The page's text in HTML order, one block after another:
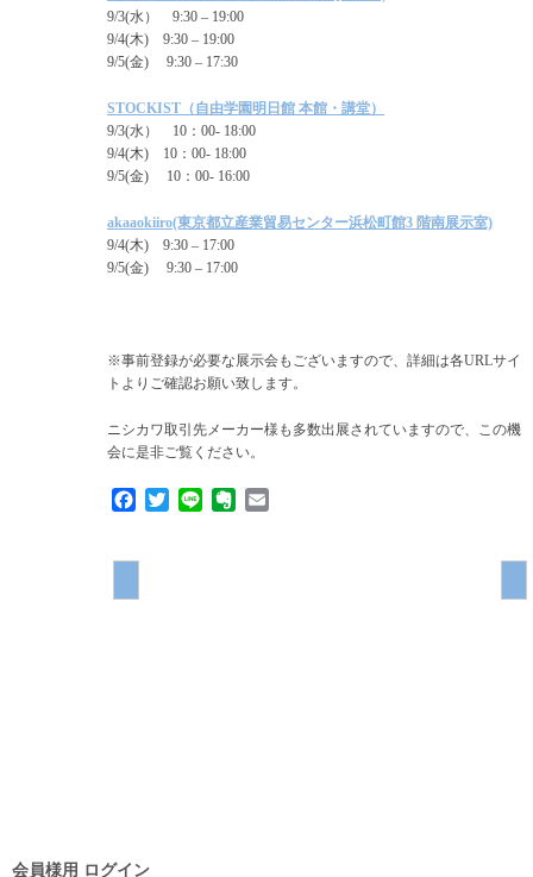
9/3(水） 9:30 – 19:00
9/4(木) 9:30 – 19:00
9/5(金) 9:30 – 17:30
STOCKIST（自由学園明日館 本館・講堂）
9/3(水） 10：00- 18:00
9/4(木) 10：00- 18:00
9/5(金) 10：00- 16:00
akaaokiiro(東京都立産業貿易センター浜松町館3 階南展示室)
9/4(木) 9:30 – 17:00
9/5(金) 9:30 – 17:00
※事前登録が必要な展示会もございますので、詳細は各URLサイ
トよりご確認お願い致します。
ニシカワ取引先メーカー様も多数出展されていますので、この機
会に是非ご覧ください。
FacebookTwitterLine Evernote
会員様用 ログイン